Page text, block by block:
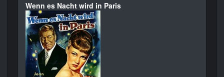
Wenn es Nacht wird in Paris